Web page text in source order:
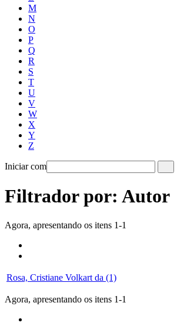
M
N
O
P
Q
R
S
T
U
V
W
X
Y
Z
Iniciar com
Filtrador por: Autor
Agora, apresentando os itens 1-1
Rosa, Cristiane Volkart da (1)
Agora, apresentando os itens 1-1